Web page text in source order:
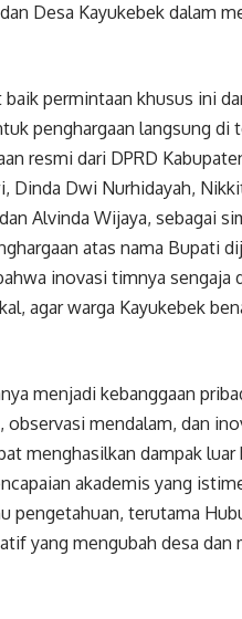
Desa Kayukebek dalam
permintaan khusus ini
penghargaan langsung di
resmi dari DPRD
Dinda Dwi Nurhidayah,
Alvinda Wijaya, sebagai
atas nama Bupati
inovasi timnya sengaja
agar warga Kayukebek
menjadi kebanggaan
mendalam, dan
menghasilkan dampak luar
akademis yang
pengetahuan, terutama
yang mengubah desa dan